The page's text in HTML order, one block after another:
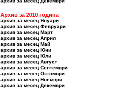
Архив за 2010 година
архив за месец Януари
архив за месец Февруари
архив за месец Март
архив за месец Април
архив за месец Май
архив за месец Юни
архив за месец Юли
архив за месец Август
архив за месец Септември
архив за месец Октомври
архив за месец Ноември
архив за месец Декември